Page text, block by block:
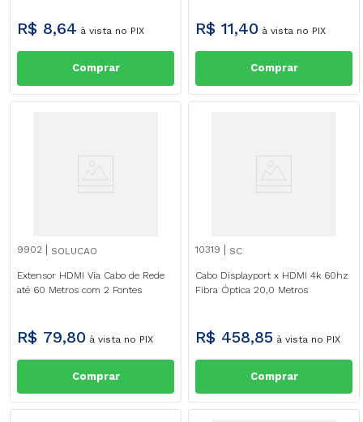
R$ 8,64 à vista no PIX
Comprar
R$ 11,40 à vista no PIX
Comprar
9902 SOLUCAO
Extensor HDMI Via Cabo de Rede
até 60 Metros com 2 Fontes
R$ 79,80 à vista no PIX
Comprar
10319 SC
Cabo Displayport x HDMI 4k 60hz
Fibra Óptica 20,0 Metros
R$ 458,85 à vista no PIX
Comprar